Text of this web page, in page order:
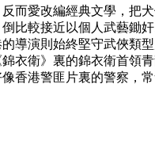
而愛改編經典文學，把
比較接近以個人武藝鋤
導演則始終堅守武俠
衣衛》裏的錦衣衛首
香港警匪片裏的警察